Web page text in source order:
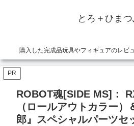
とろ＋ひまつ
購入した完成品玩具やフィギュアのレビ
PR
ROBOT魂[SIDE MS]：
（ロールアウトカラー）
郎』スペシャルパーツセ